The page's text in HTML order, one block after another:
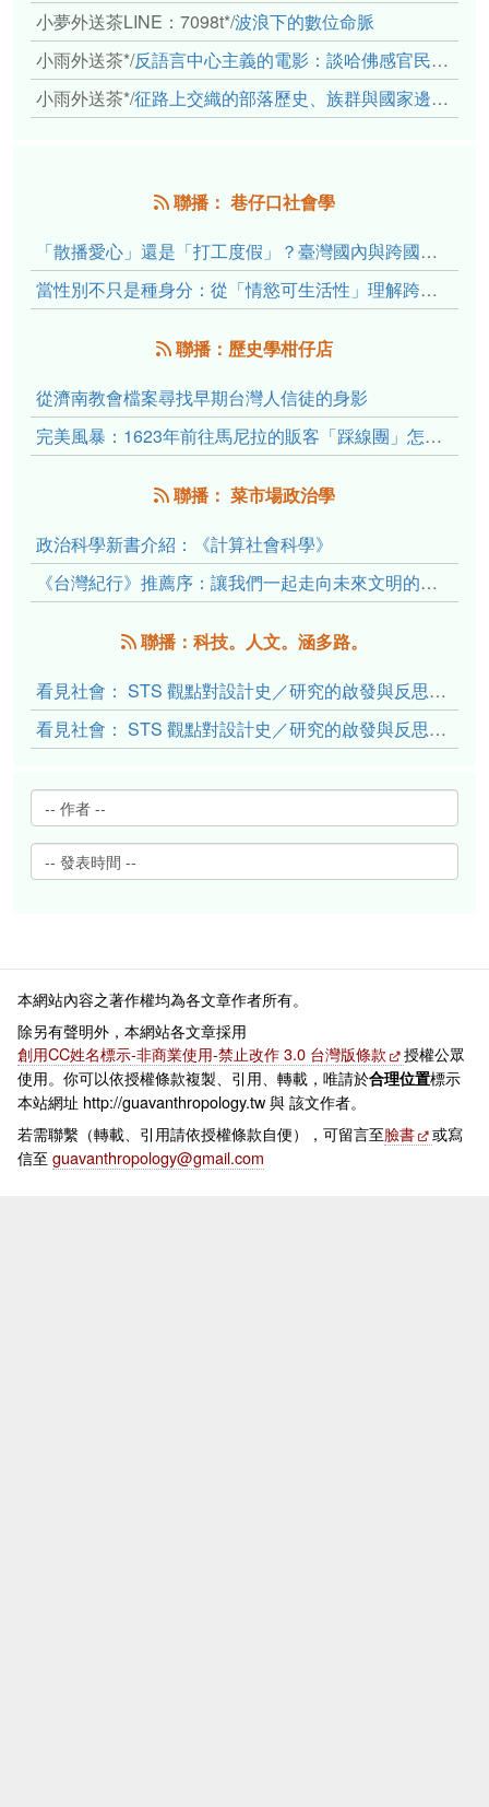
小夢外送茶LINE：7098t*/波浪下的數位命脈
小雨外送茶*/反語言中心主義的電影：談哈佛感官民族誌實驗室
小雨外送茶*/征路上交織的部落歷史、族群與國家邊界敘事： 《路有多長》、《高砂的翅膀》、《檔案／李光輝》
聯播： 巷仔口社會學
「散播愛心」還是「打工度假」？臺灣國內與跨國捐卵的利他修辭、金錢動機與身體代價
當性別不只是種身分：從「情慾可生活性」理解跨性別者的身體、慾望與認同探索
聯播：歷史學柑仔店
從濟南教會檔案尋找早期台灣人信徒的身影
完美風暴：1623年前往馬尼拉的販客「踩線團」怎麼會困死於澎湖?
聯播： 菜市場政治學
政治科學新書介紹：《計算社會科學》
《台灣紀行》推薦序：讓我們一起走向未來文明的備忘錄
聯播：科技。人文。涵多路。
看見社會： STS 觀點對設計史／研究的啟發與反思（下）
看見社會： STS 觀點對設計史／研究的啟發與反思（上）
本網站內容之著作權均為各文章作者所有。
除另有聲明外，本網站各文章採用
創用CC姓名標示-非商業使用-禁止改作 3.0 台灣版條款
授權公眾
使用。你可以依授權條款複製、引用、轉載，唯請於合理位置標示
本站網址 http://guavanthropology.tw 與 該文作者。
若需聯繫（轉載、引用請依授權條款自便），可留言至臉書
或寫
信至 guavanthropology@gmail.com